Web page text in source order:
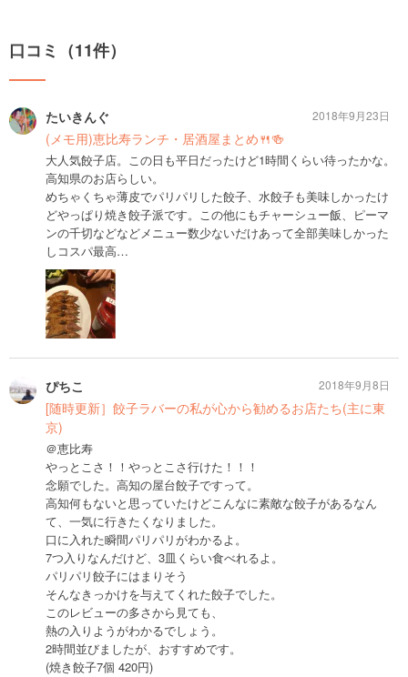
口コミ（11件）
たいきんぐ
(メモ用)恵比寿ランチ・居酒屋まとめ🍴🍻
大人気餃子店。この日も平日だったけど1時間くらい待ったかな。
高知県のお店らしい。
めちゃくちゃ薄皮でパリパリした餃子、水餃子も美味しかったけ
どやっぱり焼き餃子派です。この他にもチャーシュー飯、ピーマ
ンの千切などなどメニュー数少ないだけあって全部美味しかった
しコスパ最高…
2018年9月23日
ぴちこ
[随時更新］餃子ラバーの私が心から勧めるお店たち(主に東
京)
＠恵比寿
やっとこさ！！やっとこさ行けた！！！
念願でした。高知の屋台餃子ですって。
高知何もないと思っていたけどこんなに素敵な餃子があるなん
て、一気に行きたくなりました。
口に入れた瞬間パリパリがわかるよ。
7つ入りなんだけど、3皿くらい食べれるよ。
パリパリ餃子にはまりそう
そんなきっかけを与えてくれた餃子でした。
このレビューの多さから見ても、
熱の入りようがわかるでしょう。
2時間並びましたが、おすすめです。
(焼き餃子7個 420円)
2018年9月8日